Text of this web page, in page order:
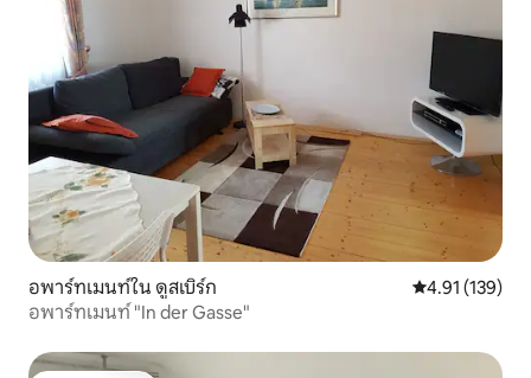
อพาร์ทเมนท์ใน ดูสเบิร์ก คะแนนเฉลี่ย
4.91 (139)
อพาร์ทเมนท์ "In der Gasse"